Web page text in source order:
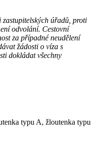
úřadů, proti
odvolání. Cestovní
za případné neudělení
žádosti o víza s
dokládat všechny
typu A, žloutenka typu